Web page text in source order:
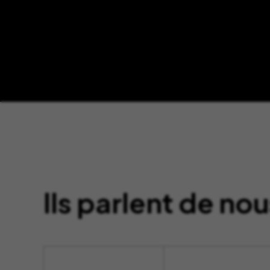
Ils parlent de